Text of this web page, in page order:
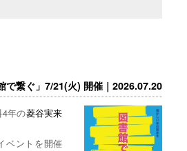
で繋ぐ」7/21(火) 開催｜2026.07.20
4年の菱谷実来
ベントを開催